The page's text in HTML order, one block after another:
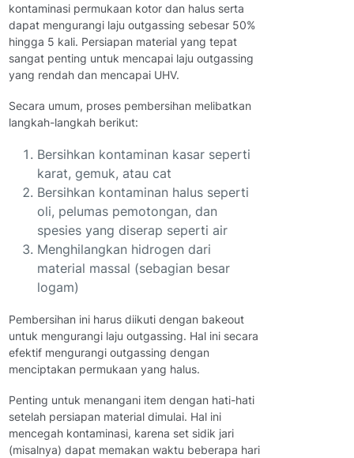
kontaminasi permukaan kotor dan halus serta
dapat mengurangi laju outgassing sebesar 50%
hingga 5 kali. Persiapan material yang tepat
sangat penting untuk mencapai laju outgassing
yang rendah dan mencapai UHV.
Secara umum, proses pembersihan melibatkan
langkah-langkah berikut:
Bersihkan kontaminan kasar seperti
karat, gemuk, atau cat
Bersihkan kontaminan halus seperti
oli, pelumas pemotongan, dan
spesies yang diserap seperti air
Menghilangkan hidrogen dari
material massal (sebagian besar
logam)
Pembersihan ini harus diikuti dengan bakeout
untuk mengurangi laju outgassing. Hal ini secara
efektif mengurangi outgassing dengan
menciptakan permukaan yang halus.
Penting untuk menangani item dengan hati-hati
setelah persiapan material dimulai. Hal ini
mencegah kontaminasi, karena set sidik jari
(misalnya) dapat memakan waktu beberapa hari